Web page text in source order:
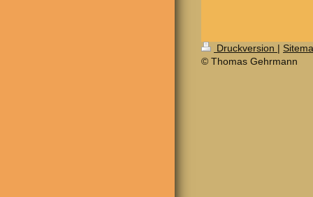
Druckversion |
© Thomas Gehrmann